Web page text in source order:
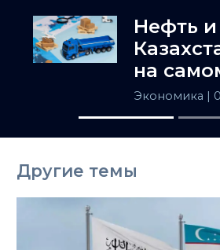
Нефть
на
держит
Азию
Экономика |
Другие темы